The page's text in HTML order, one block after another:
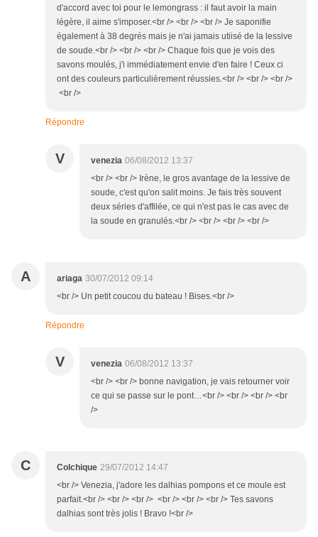
d'accord avec toi pour le lemongrass : il faut avoir la main
légère, il aime s'imposer.<br /> <br /> <br /> Je saponifie
également à 38 degrés mais je n'ai jamais utiisé de la lessive
de soude.<br /> <br /> <br /> Chaque fois que je vois des
savons moulés, j'i immédiatement envie d'en faire ! Ceux ci
ont des couleurs particulièrement réussies.<br /> <br /> <br />
<br />
Répondre
V venezia 06/08/2012 13:37
<br /> <br /> Irène, le gros avantage de la lessive de
soude, c'est qu'on salit moins. Je fais très souvent
deux séries d'affilée, ce qui n'est pas le cas avec de
la soude en granulés.<br /> <br /> <br /> <br />
A ariaga 30/07/2012 09:14
<br /> Un petit coucou du bateau ! Bises.<br />
Répondre
V venezia 06/08/2012 13:37
<br /> <br /> bonne navigation, je vais retourner voir
ce qui se passe sur le pont…<br /> <br /> <br /> <br
/>
C Colchique 29/07/2012 14:47
<br /> Venezia, j'adore les dalhias pompons et ce moule est
parfait.<br /> <br /> <br /> <br /> <br /> <br /> Tes savons
dalhias sont très jolis ! Bravo !<br />